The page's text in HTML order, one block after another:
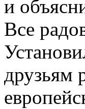
и
Все
друзьям